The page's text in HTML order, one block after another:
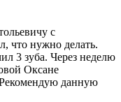
с
что нужно делать.
3 зуба. Через неделю
Оксане
данную